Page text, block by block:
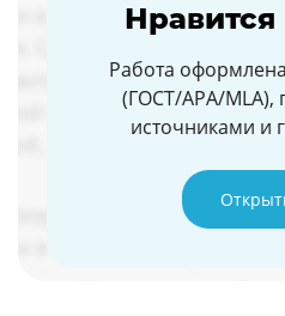
Нравится
Работа
(ГОСТ/APA/MLA),
источниками и